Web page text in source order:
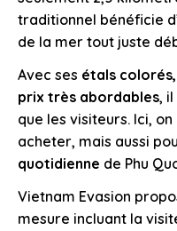
traditionnel bénéficie
de la mer tout juste
Avec ses étals
prix très abordables,
que les visiteurs. Ici,
acheter, mais aussi
quotidienne de Phu
Vietnam Evasion
mesure incluant la